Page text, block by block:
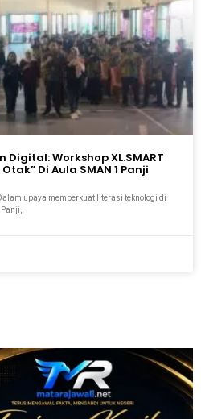
Workshop XL.SMART
Di Aula SMAN 1 Panji
upaya memperkuat literasi teknologi di